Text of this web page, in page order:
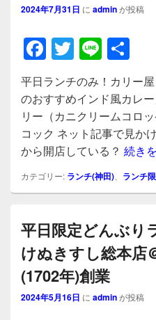
2024年7月31日 に adminが投稿
F
a
c
e
b
o
o
k
T
wi
tt
er
Li
n
e
有
平日ランチのみ！カリー
のおすすめインド風カレ
リー（カニクリームコロ
コック ネット記事で見か
から開店している？ 続き
カテゴリー: ランチ(神田) ランチ
平日限定どんぶり
けぬきすし総本店
(1702年)創業
2024年5月16日 に adminが投稿